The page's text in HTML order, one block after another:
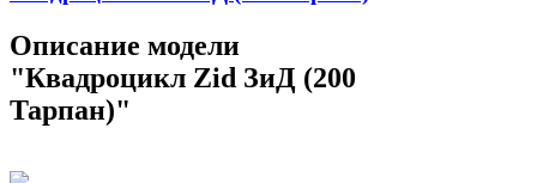
Описание модели
"Квадроцикл Zid ЗиД (200
Тарпан)"